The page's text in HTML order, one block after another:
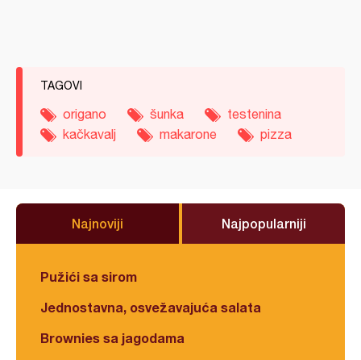
TAGOVI
origano šunka
testenina
kačkavalj
makarone pizza
Najnoviji Najpopularniji
Pužići sa sirom
Jednostavna, osvežavajuća salata
Brownies sa jagodama